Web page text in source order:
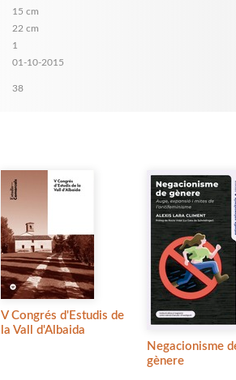
15 cm
22 cm
1
01-10-2015
38
V Congrés d'Estudis de
la Vall d'Albaida
Negacionisme
gènere